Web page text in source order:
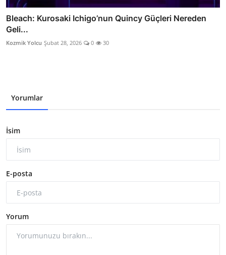
Bleach: Kurosaki Ichigo’nun Quincy Güçleri Nereden
Geli...
Kozmik Yolcu Şubat 28, 2026 0 30
Yorumlar
İsim
E-posta
Yorum